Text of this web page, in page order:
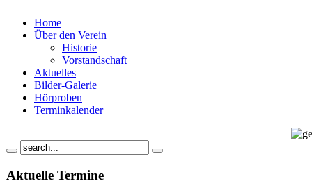
Home
Über den Verein
Historie
Vorstandschaft
Aktuelles
Bilder-Galerie
Hörproben
Terminkalender
Aktuelle Termine